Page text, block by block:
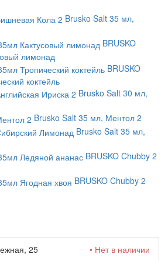
Brusko Salt 35 мл,
BRUSKO
лимонад
BRUSKO
коктейль
Brusko Salt 30 мл,
Brusko Salt 35 мл, Ментол 2
Brusko Salt 35 мл,
BRUSKO Chubby 2
BRUSKO Chubby 2
25 • Нет в наличии